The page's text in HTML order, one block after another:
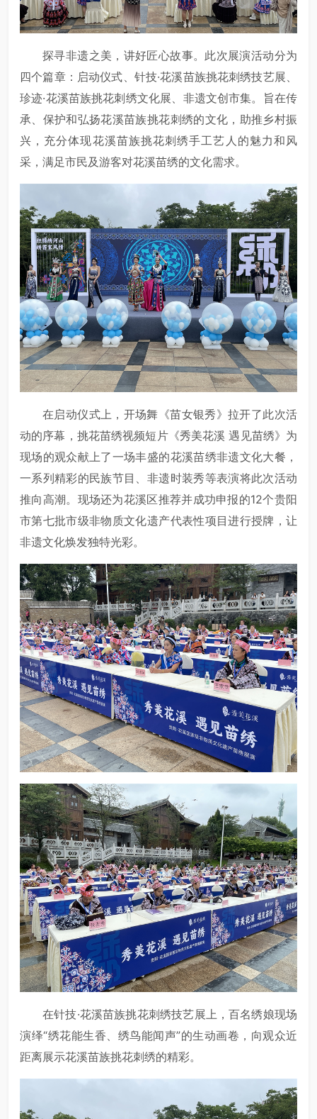
探寻非遗之美，讲好匠心故事。此次展演活动分为
四个篇章：启动仪式、针技·花溪苗族挑花刺绣技艺展、
珍迹·花溪苗族挑花刺绣文化展、非遗文创市集。旨在传
承、保护和弘扬花溪苗族挑花刺绣的文化，助推乡村振
兴，充分体现花溪苗族挑花刺绣手工艺人的魅力和风
采，满足市民及游客对花溪苗绣的文化需求。
在启动仪式上，开场舞《苗女银秀》拉开了此次活
动的序幕，挑花苗绣视频短片《秀美花溪 遇见苗绣》为
现场的观众献上了一场丰盛的花溪苗绣非遗文化大餐，
一系列精彩的民族节目、非遗时装秀等表演将此次活动
推向高潮。现场还为花溪区推荐并成功申报的12个贵阳
市第七批市级非物质文化遗产代表性项目进行授牌，让
非遗文化焕发独特光彩。
在针技·花溪苗族挑花刺绣技艺展上，百名绣娘现场
演绎“绣花能生香、绣鸟能闻声”的生动画卷，向观众近
距离展示花溪苗族挑花刺绣的精彩。